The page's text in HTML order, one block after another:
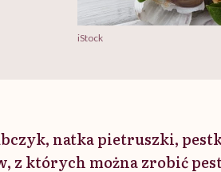
iStock
natka pietruszki,
z których można zrobić